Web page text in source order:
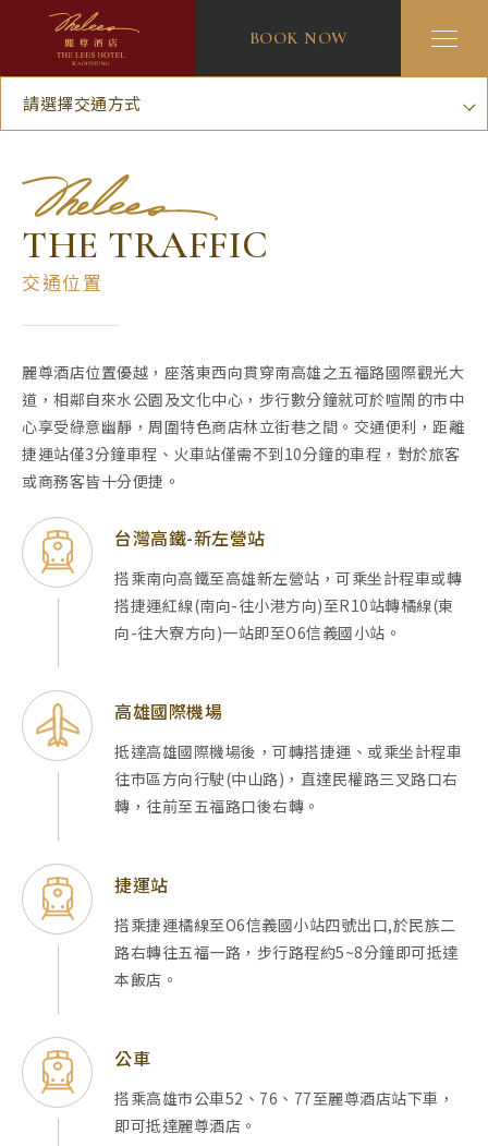
BOOK NOW
請選擇交通方式
THE TRAFFIC
交通位置
麗尊酒店位置優越，座落東西向貫穿南高雄之五福路國際觀光大
道，相鄰自來水公園及文化中心，步行數分鐘就可於喧鬧的市中
心享受綠意幽靜，周圍特色商店林立街巷之間。交通便利，距離
捷運站僅3分鐘車程、火車站僅需不到10分鐘的車程，對於旅客
或商務客皆十分便捷。
台灣高鐵-新左營站
搭乘南向高鐵至高雄新左營站，可乘坐計程車或轉
搭捷運紅線(南向-往小港方向)至R10站轉橘線(東
向-往大寮方向)一站即至O6信義國小站。
高雄國際機場
抵達高雄國際機場後，可轉搭捷運、或乘坐計程車
往市區方向行駛(中山路)，直達民權路三叉路口右
轉，往前至五福路口後右轉。
捷運站
搭乘捷運橘線至O6信義國小站四號出口,於民族二
路右轉往五福一路，步行路程約5~8分鐘即可抵達
本飯店。
公車
搭乘高雄市公車52、76、77至麗尊酒店站下車，
即可抵達麗尊酒店。